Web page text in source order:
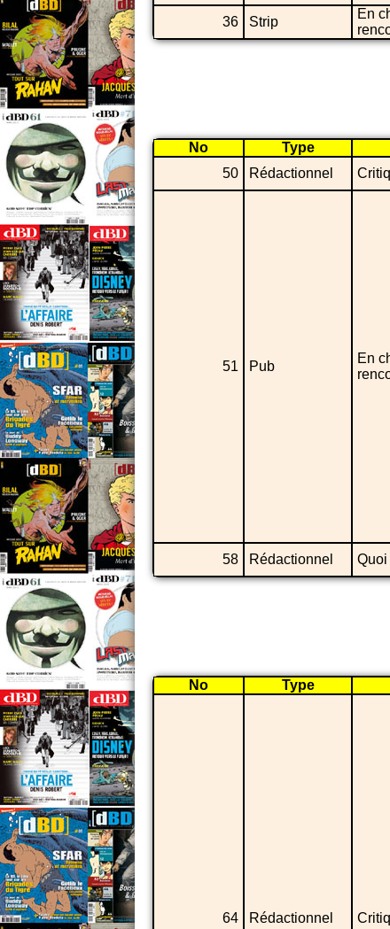
36
Strip
En
No Type
50
Rédactionnel
51 Pub
En
58
Rédactionnel Quoi
No Type
64 Rédactionnel